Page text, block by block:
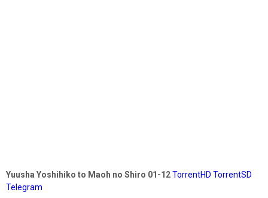
Yuusha Yoshihiko to Maoh no Shiro 01-12TorrentHD TorrentSD
Telegram